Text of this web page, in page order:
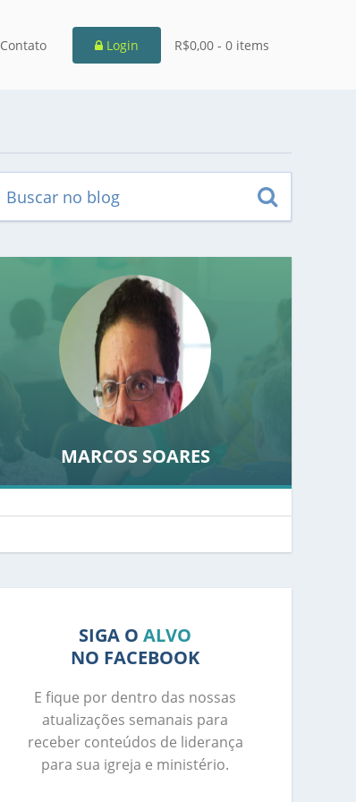
Contato Login R$0,00 - 0 items
MARCOS SOARES
SIGA O ALVO
NO FACEBOOK
E fique por dentro das nossas
atualizações semanais para
receber conteúdos de liderança
para sua igreja e ministério.